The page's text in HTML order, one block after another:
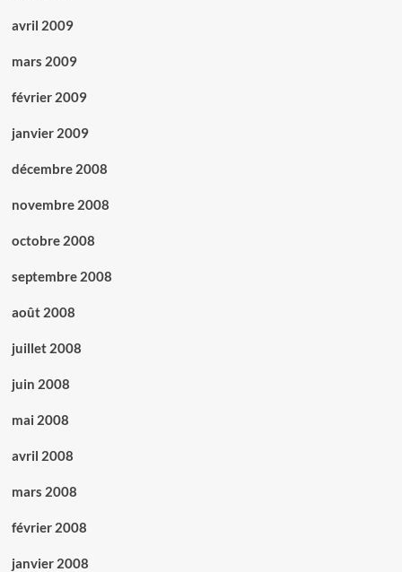
avril 2009
mars 2009
février 2009
janvier 2009
décembre 2008
novembre 2008
octobre 2008
septembre 2008
août 2008
juillet 2008
juin 2008
mai 2008
avril 2008
mars 2008
février 2008
janvier 2008